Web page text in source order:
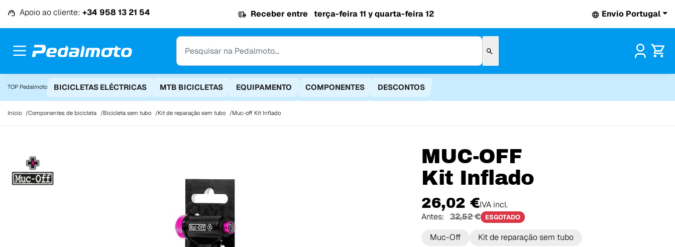
Apoio ao cliente: +34 958 13 21 54 Receber entre terça-feira 11 y quarta-feira 12 Envio Portugal
TOP Pedalmoto BICICLETAS ELÉCTRICAS MTB BICICLETAS EQUIPAMENTO COMPONENTES DESCONTOS
Início Componentes de bicicleta Bicicleta sem tubo Kit de reparação sem tubo Muc-off Kit Inflado
MUC-OFF
Kit Inflado
26,02 €IVA incl.
Antes:
32,52 € ESGOTADO
Muc-Off Kit de reparação sem tubo